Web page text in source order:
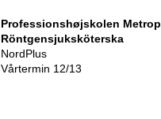
Professionshøjskolen
Röntgensjuksköterska
NordPlus
Vårtermin 12/13